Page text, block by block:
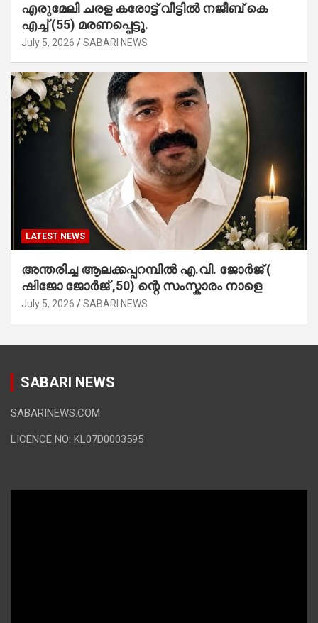
എരുമേലി ചരള കരോട്ട് വീട്ടിൽ നജീബ് കെ
എച്ച് (55) മരണപ്പെട്ടു.
July 5, 2026 SABARI NEWS
LATEST NEWS
അന്തരിച്ച ആ​ല​ക്ക​പ്പ​റമ്പിൽ​ എ.​വി. ജോ​ർ​ജ് (
ഷിജോ ജോർജ് ,50) ന്റെ സംസ്കാരം നാളെ
July 5, 2026 SABARI NEWS
SABARI NEWS
SABARINEWS.COM
LICENCE NO: KL07D0003595